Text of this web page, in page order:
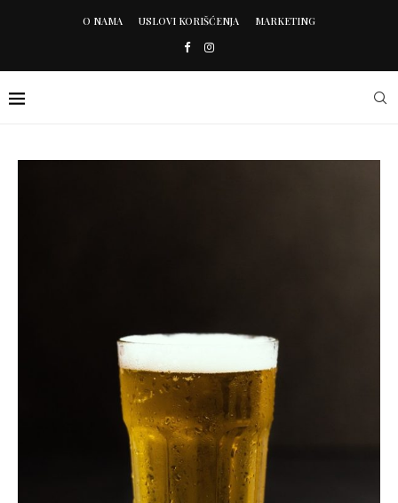
O NAMA USLOVI KORIŠĆENJA MARKETING